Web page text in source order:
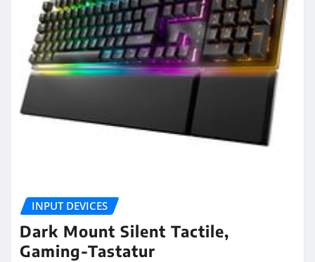
INPUT DEVICES
Dark Mount Silent Tactile,
Gaming-Tastatur